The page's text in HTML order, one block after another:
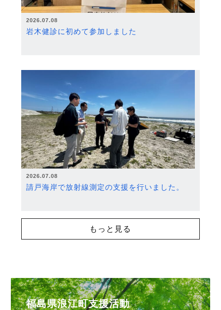
2026.07.08
岩木健診に初めて参加しました
2026.07.08
請戸海岸で放射線測定の支援を行いました。
もっと見る
福島県浪江町支援活動